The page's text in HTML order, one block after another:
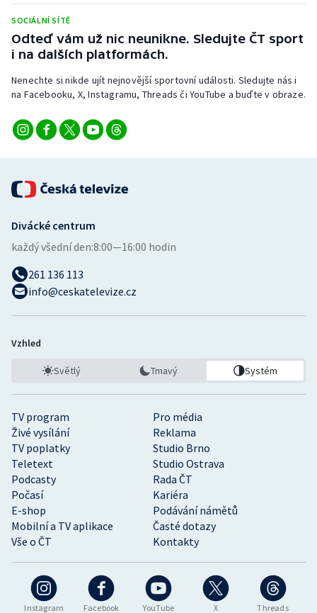
SOCIÁLNÍ SÍTĚ
Odteď vám už nic neunikne. Sledujte ČT sport
i na dalších platformách.
Nenechte si nikde ujít nejnovější sportovní události. Sledujte nás i
na Facebooku, X, Instagramu, Threads či YouTube a buďte v obraze.
Instagram Facebook YouTube X Threads
TV program
Pro média
Živé vysílání
Reklama
TV poplatky
Studio Brno
Teletext
Studio Ostrava
Podcasty
Rada ČT
Počasí
Kariéra
E-shop
Podávání námětů
Mobilní a TV aplikace
Časté dotazy
Vše o ČT
Kontakty
Divácké centrum
každý všední den:8:00—16:00 hodin
261 136 113
info@ceskatelevize.cz
Vzhled
Světlý Tmavý Systém